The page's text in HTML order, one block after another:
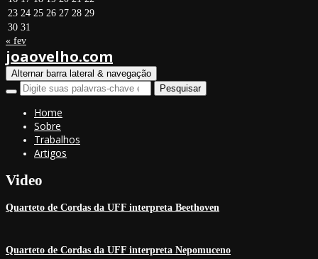
23 24 25 26 27 28 29
30 31
« fev
joaovelho.com
Alternar barra lateral & navegação
Home
Sobre
Trabalhos
Artigos
Video
Quarteto de Cordas da UFF interpreta Beethoven
Quarteto de Cordas da UFF interpreta Nepomuceno